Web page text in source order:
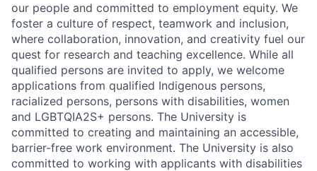
our people and committed to employment equity. We
foster a culture of respect, teamwork and inclusion,
where collaboration, innovation, and creativity fuel our
quest for research and teaching excellence. While all
qualified persons are invited to apply, we welcome
applications from qualified Indigenous persons,
racialized persons, persons with disabilities, women
and LGBTQIA2S+ persons. The University is
committed to creating and maintaining an accessible,
barrier-free work environment. The University is also
committed to working with applicants with disabilities